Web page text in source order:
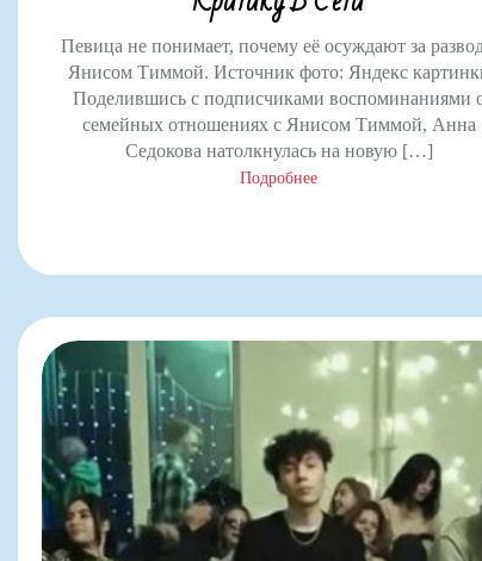
Певица не понимает, почему её осуждают за
Янисом Тиммой. Источник фото: Яндекс
Поделившись с подписчиками воспоминаниями
семейных отношениях с Янисом Тиммой, Анна
Седокова натолкнулась на новую […]
Подробнее